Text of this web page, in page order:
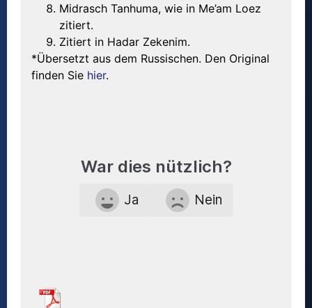
Midrasch Tanhuma, wie in Me’am Loez
zitiert.
Zitiert in Hadar Zekenim.
*Übersetzt aus dem Russischen. Den Original
finden Sie hier.
War dies nützlich?
Ja Nein